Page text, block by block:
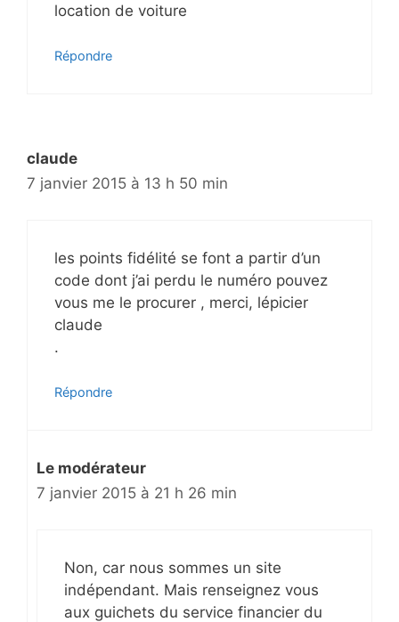
location de voiture
Répondre
claude
7 janvier 2015 à 13 h 50 min
les points fidélité se font a partir d’un
code dont j’ai perdu le numéro pouvez
vous me le procurer , merci, lépicier
claude
.
Répondre
Le modérateur
7 janvier 2015 à 21 h 26 min
Non, car nous sommes un site
indépendant. Mais renseignez vous
aux guichets du service financier du